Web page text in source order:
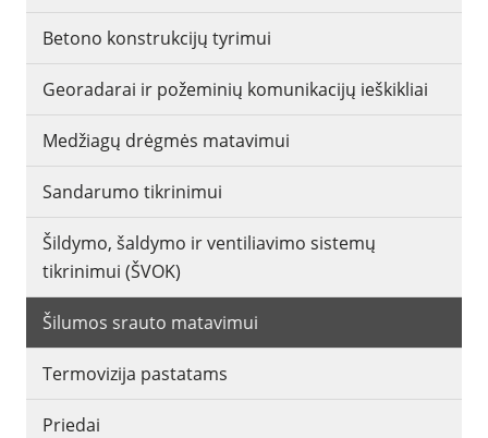
Betono konstrukcijų tyrimui
Georadarai ir požeminių komunikacijų ieškikliai
Medžiagų drėgmės matavimui
Sandarumo tikrinimui
Šildymo, šaldymo ir ventiliavimo sistemų
tikrinimui (ŠVOK)
Šilumos srauto matavimui
Termovizija pastatams
Priedai